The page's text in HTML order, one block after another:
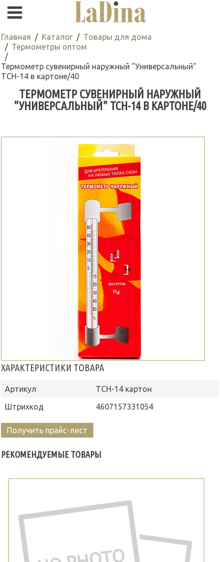
Главная Каталог
Товары для дома
Термометры оптом
Термометр сувенирный наружный "Универсальный"
ТСН-14 в картоне/40
ТЕРМОМЕТР СУВЕНИРНЫЙ НАРУЖНЫЙ
"УНИВЕРСАЛЬНЫЙ" ТСН-14 В КАРТОНЕ/40
ХАРАКТЕРИСТИКИ ТОВАРА
Артикул
ТСН-14 картон
Штрихкод
4607157331054
Получить прайс-лист
РЕКОМЕНДУЕМЫЕ ТОВАРЫ